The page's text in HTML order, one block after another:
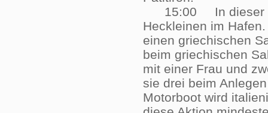
15:00 In dieser
Heckleinen im
einen griechischen
beim griechischen
mit einer Frau und
sie drei beim
Motorboot wird